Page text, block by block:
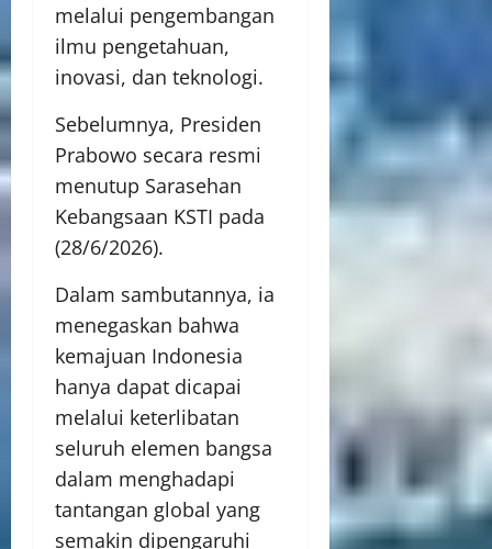
melalui pengembangan
ilmu pengetahuan,
inovasi, dan teknologi.
Sebelumnya, Presiden
Prabowo secara resmi
menutup Sarasehan
Kebangsaan KSTI pada
(28/6/2026).
Dalam sambutannya, ia
menegaskan bahwa
kemajuan Indonesia
hanya dapat dicapai
melalui keterlibatan
seluruh elemen bangsa
dalam menghadapi
tantangan global yang
semakin dipengaruhi